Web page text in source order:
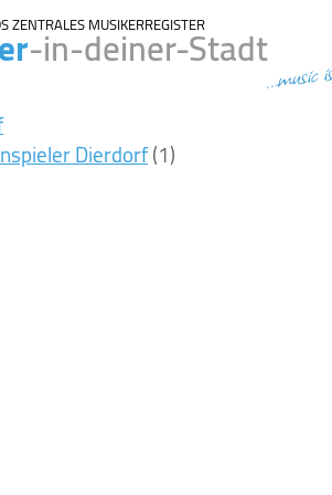
ZENTRALES MUSIKERREGISTER
-in-deiner-Stadt...music
Dierdorf(1)